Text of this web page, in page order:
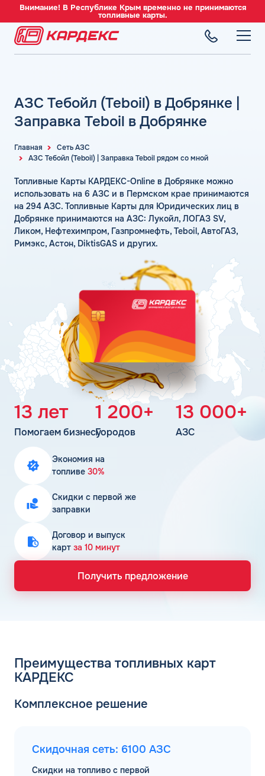
Внимание! В Республике Крым временно не принимаются
топливные карты.
Преимущества
Сравнение
Индивидуальный подход
Автомойки
Аdblue
Шиномонтаж
Вопросы и Ответы
СЕТЬ АЗС
Вся сеть АЗС
АЗС Газпромнефть
АЗС Тебойл
АЗС Газпром
АЗС Сургутнефтегаз
АЗС Нефтьмагистраль
Автомобильное топливо
Бензин
Дизельное топливо
Топливный газ
Топливные бренды
Наши города
Цена бензина и ДТ
СЕРВИСЫ
Электронный Документооборот (ЭДО)
Аналитика и Рекомендации
Умный Личный Кабинет
Уведомления об окончании баланса
КОМПАНИЯ
О компании
Контакты+7 (499) 322-22-95
info@card-oil.ru
Личный кабинет
Карта АЗС
Получить консультацию
Главная
Сеть АЗС
АЗС Тебойл (Teboil) | Заправка Teboil рядом со мной
АЗС Тебойл (Teboil) в Добрянке |
Заправка Teboil в Добрянке
Топливные Карты КАРДЕКС-Online в Добрянке можно
использовать на 6 АЗС и в Пермском крае принимаются
на 294 АЗС. Топливные Карты для Юридических лиц в
Добрянке принимаются на АЗС: Лукойл, ЛОГАЗ SV,
Ликом, Нефтехимпром, Газпромнефть, Teboil, АвтоГАЗ,
Римэкс, Астон, DiktisGAS и других.
13 лет
Помогаем бизнесу
1 200+
Городов
13 000+
АЗС
Экономия на
топливе 30%
Скидки с первой же
заправки
Договор и выпуск
карт за 10 минут
Получить предложение
Преимущества топливных карт
КАРДЕКС
Комплексное решение
Скидочная сеть: 6100 АЗС
Скидки на топливо с первой